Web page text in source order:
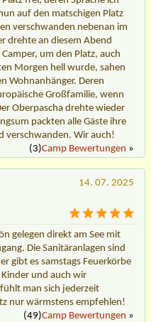
auf den matschigen Platz
verschwanden nebenan im
drehte an diesem Abend
um den Platz, auch
Morgen hell wurde, sahen
Wohnanhänger. Deren
Großfamilie, wenn
Oberpascha drehte wieder
packten alle Gäste ihre
verschwanden. Wir auch!
(3)Camp Bewertungen »
14. 07. 2025
gelegen direkt am See mit
Die Sanitäranlagen sind
gibt es samstags Feuerkörbe
und auch wir
man sich jederzeit
nur wärmstens empfehlen!
(49)Camp Bewertungen »